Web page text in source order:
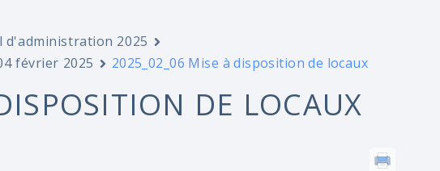
d'administration 2025
février 2025
2025_02_06 Mise à disposition de locaux
DE LOCAUX